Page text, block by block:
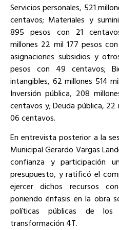
Servicios personales, 521
centavos; Materiales y
895 pesos con 21
millones 22 mil 177 pesos
asignaciones subsidios y
pesos con 49 centavos;
intangibles, 62 millones 514
Inversión pública, 208
centavos y; Deuda pública, 22
06 centavos.
En entrevista posterior a la
Municipal Gerardo Vargas
confianza y participación
presupuesto, y ratificó el
ejercer dichos recursos
poniendo énfasis en la obra
políticas públicas de
transformación 4T.